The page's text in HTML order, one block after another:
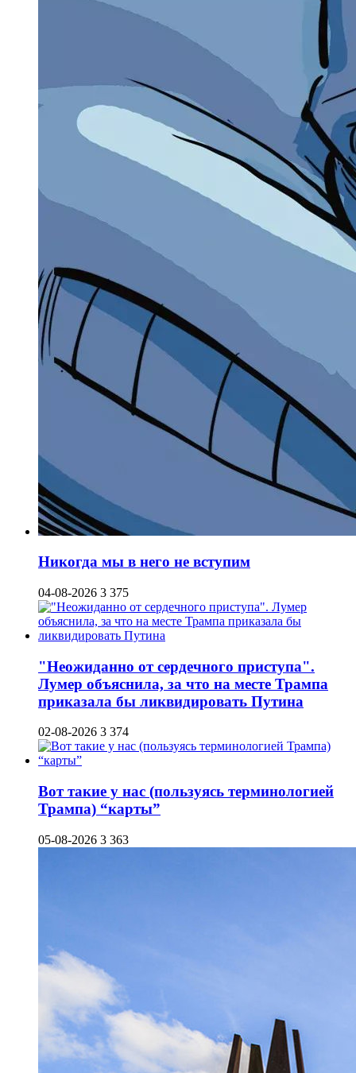
Никогда мы в него не вступим
04-08-2026 3 375
"Неожиданно от сердечного приступа".
Лумер объяснила, за что на месте Трампа
приказала бы ликвидировать Путина
02-08-2026 3 374
Вот такие у нас (пользуясь терминологией
Трампа) “карты”
05-08-2026 3 363